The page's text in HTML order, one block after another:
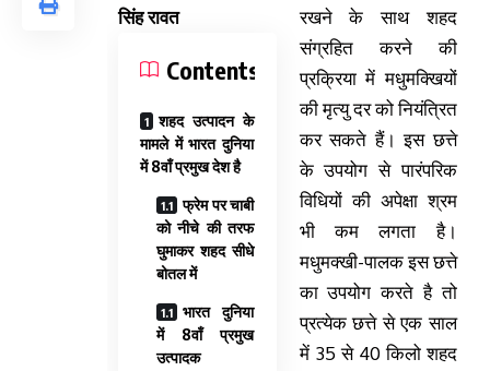
सिंह रावत
Contents
शहद उत्पादन के
मामले में भारत दुनिया
में 8वाँ प्रमुख देश है
फ्रेम पर चाबी
को नीचे की तरफ
घुमाकर शहद सीधे
बोतल में
भारत दुनिया
में 8वाँ प्रमुख
उत्पादक
रखने के साथ शहद
संग्रहित करने की
प्रक्रिया में मधुमक्खियों
की मृत्यु दर को नियंत्रित
कर सकते हैं। इस छत्ते
के उपयोग से पारंपरिक
विधियों की अपेक्षा श्रम
भी कम लगता है।
मधुमक्खी-पालक इस छत्ते
का उपयोग करते है तो
प्रत्येक छत्ते से एक साल
में 35 से 40 किलो शहद